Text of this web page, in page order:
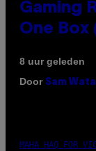
Gaming
One Box
8 uur geleden
Door Sam
MAHA HAQ FOR